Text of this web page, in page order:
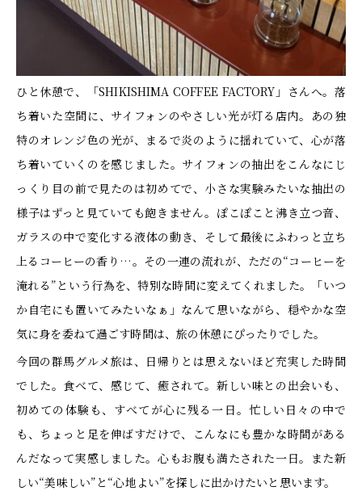
ひと休憩で、「SHIKISHIMA COFFEE FACTORY」さんへ。落
ち着いた空間に、サイフォンのやさしい光が灯る店内。あの独
特のオレンジ色の光が、まるで炎のように揺れていて、心が落
ち着いていくのを感じました。サイフォンの抽出をこんなにじ
っくり目の前で見たのは初めてで、小さな実験みたいな抽出の
様子はずっと見ていても飽きません。ぽこぽこと沸き立つ音、
ガラスの中で変化する液体の動き、そして最後にふわっと立ち
上るコーヒーの香り…。その一連の流れが、ただの“コーヒーを
淹れる”という行為を、特別な時間に変えてくれました。「いつ
か自宅にも置いてみたいなぁ」なんて思いながら、穏やかな空
気に身を委ねて過ごす時間は、旅の休憩にぴったりでした。
今回の群馬グルメ旅は、日帰りとは思えないほど充実した時間
でした。食べて、感じて、癒されて。新しい味との出会いも、
初めての体験も、すべてが心に残る一日。忙しい日々の中で
も、ちょっと足を伸ばすだけで、こんなにも豊かな時間がある
んだなって実感しました。心もお腹も満たされた一日。また新
しい“美味しい”と“心地よい”を探しに出かけたいと思います。